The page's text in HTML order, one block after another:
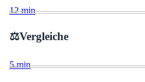
12min
⚖️Vergleiche
5min